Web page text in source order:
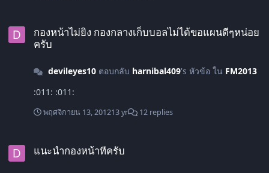
กองหน้าไม่ยิง กองกลางเก็บบอลไม่ได้ขอแผนดีๆหน่อย
ครับ
devileyes10ตอบกลับ harnibal409's หัวข้อ ใน FM2013
:011: :011:
พฤศจิกายน 13, 201213 yr 12 replies
แนะนำกองหน้าทีครับ